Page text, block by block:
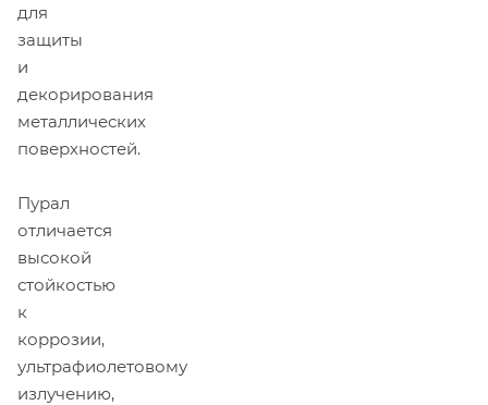
для
защиты
и
декорирования
металлических
поверхностей.
Пурал
отличается
высокой
стойкостью
к
коррозии,
ультрафиолетовому
излучению,